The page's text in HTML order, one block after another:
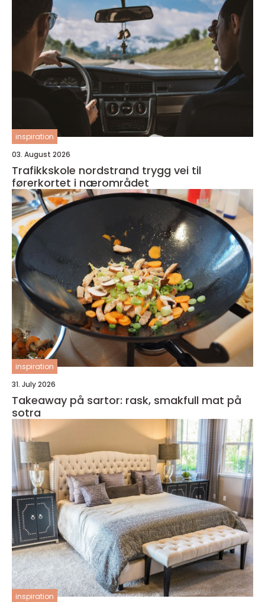
inspiration
03. August 2026
Trafikkskole nordstrand trygg vei til
førerkortet i nærområdet
inspiration
31. July 2026
Takeaway på sartor: rask, smakfull mat på
sotra
inspiration